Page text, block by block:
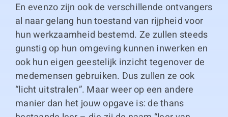
En evenzo zijn ook de verschillende ontvangers
al naar gelang hun toestand van rijpheid voor
hun werkzaamheid bestemd. Ze zullen steeds
gunstig op hun omgeving kunnen inwerken en
ook hun eigen geestelijk inzicht tegenover de
medemensen gebruiken. Dus zullen ze ook
“licht uitstralen”. Maar weer op een andere
manier dan het jouw opgave is: de thans